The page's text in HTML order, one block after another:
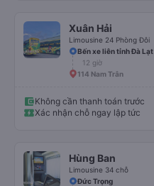
Xuân Hải
Limousine 24 Phòng Đôi
Bến xe liên tỉnh Đà Lạt
12 giờ
114 Nam Trân
Không cần thanh toán trước
Xác nhận chỗ ngay lập tức
Hùng Ban
Limousine 34 chỗ
Đức Trọng